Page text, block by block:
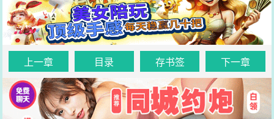
上一章 目录 存书签 下一章